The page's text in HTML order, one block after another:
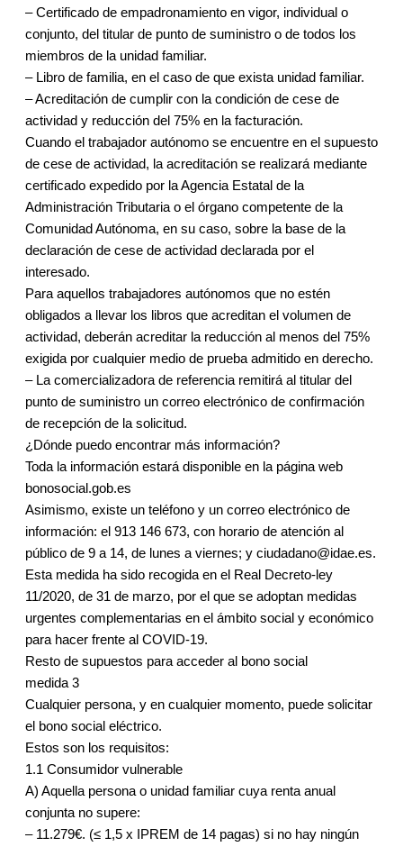
– Certificado de empadronamiento en vigor, individual o
conjunto, del titular de punto de suministro o de todos los
miembros de la unidad familiar.
– Libro de familia, en el caso de que exista unidad familiar.
– Acreditación de cumplir con la condición de cese de
actividad y reducción del 75% en la facturación.
Cuando el trabajador autónomo se encuentre en el supuesto
de cese de actividad, la acreditación se realizará mediante
certificado expedido por la Agencia Estatal de la
Administración Tributaria o el órgano competente de la
Comunidad Autónoma, en su caso, sobre la base de la
declaración de cese de actividad declarada por el
interesado.
Para aquellos trabajadores autónomos que no estén
obligados a llevar los libros que acreditan el volumen de
actividad, deberán acreditar la reducción al menos del 75%
exigida por cualquier medio de prueba admitido en derecho.
– La comercializadora de referencia remitirá al titular del
punto de suministro un correo electrónico de confirmación
de recepción de la solicitud.
¿Dónde puedo encontrar más información?
Toda la información estará disponible en la página web
bonosocial.gob.es
Asimismo, existe un teléfono y un correo electrónico de
información: el 913 146 673, con horario de atención al
público de 9 a 14, de lunes a viernes; y ciudadano@idae.es.
Esta medida ha sido recogida en el Real Decreto-ley
11/2020, de 31 de marzo, por el que se adoptan medidas
urgentes complementarias en el ámbito social y económico
para hacer frente al COVID-19.
Resto de supuestos para acceder al bono social
medida 3
Cualquier persona, y en cualquier momento, puede solicitar
el bono social eléctrico.
Estos son los requisitos:
1.1 Consumidor vulnerable
A) Aquella persona o unidad familiar cuya renta anual
conjunta no supere:
– 11.279€. (≤ 1,5 x IPREM de 14 pagas) si no hay ningún